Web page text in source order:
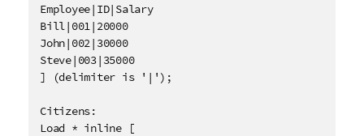
Employee|ID|Salary
Bill|001|20000
John|002|30000
Steve|003|35000
] (delimiter is '|');
Citizens:
Load * inline [